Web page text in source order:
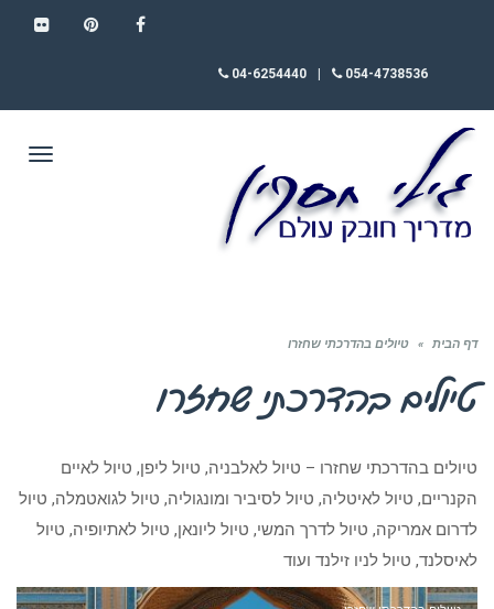
054-4738536
04-6254440
דף הבית » טיולים בהדרכתי שחזרו
טיולים בהדרכתי שחזרו
טיולים בהדרכתי שחזרו – טיול לאלבניה, טיול ליפן, טיול לאיים
הקנריים, טיול לאיטליה, טיול לסיביר ומונגוליה, טיול לגואטמלה, טיול
לדרום אמריקה, טיול לדרך המשי, טיול ליונאן, טיול לאתיופיה, טיול
לאיסלנד, טיול לניו זילנד ועוד